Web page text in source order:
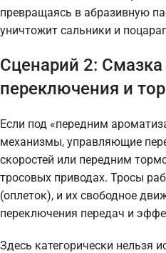
превращаясь в абразивную
уничтожит сальники и
Сценарий 2: Смазка
переключения и
Если под «передним
механизмы, управляющие
скоростей или передним
тросовых приводах. Тросы
(оплеток), и их свободное
переключения передач и
Здесь категорически нельзя